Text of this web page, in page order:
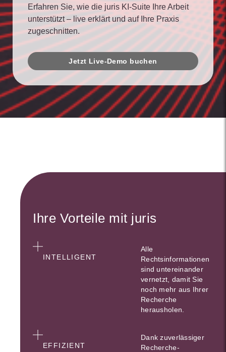
Erfahren Sie, wie die juris KI-Suite Ihre Arbeit
unterstützt – live erklärt und auf Ihre Praxis
zugeschnitten.
Jetzt Live-Demo buchen
Ihre Vorteile mit juris
INTELLIGENT
Alle
Rechtsinformationen
sind untereinander
vernetzt, damit Sie
noch mehr aus Ihrer
Recherche
herausholen.
EFFIZIENT
Dank zuverlässiger
Recherche-